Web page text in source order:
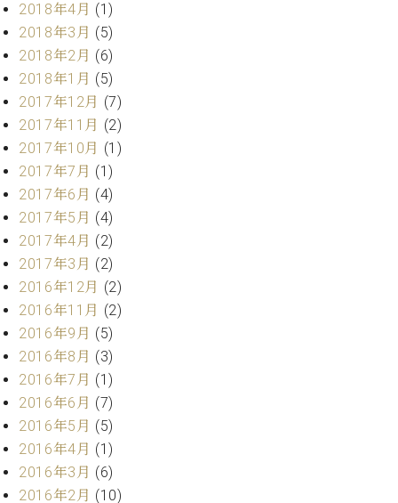
房
ブ
ロ
グ
ア
セ
ス
お
問
い
合
せ
ア
ー
テ
ィ
ス
カ
ス
タ
2018年4月 (1)
2018年3月 (5)
2018年2月 (6)
2018年1月 (5)
2017年12月 (7)
2017年11月 (2)
2017年10月 (1)
2017年7月 (1)
2017年6月 (4)
2017年5月 (4)
2017年4月 (2)
2017年3月 (2)
2016年12月 (2)
2016年11月 (2)
2016年9月 (5)
2016年8月 (3)
2016年7月 (1)
2016年6月 (7)
2016年5月 (5)
2016年4月 (1)
2016年3月 (6)
2016年2月 (10)